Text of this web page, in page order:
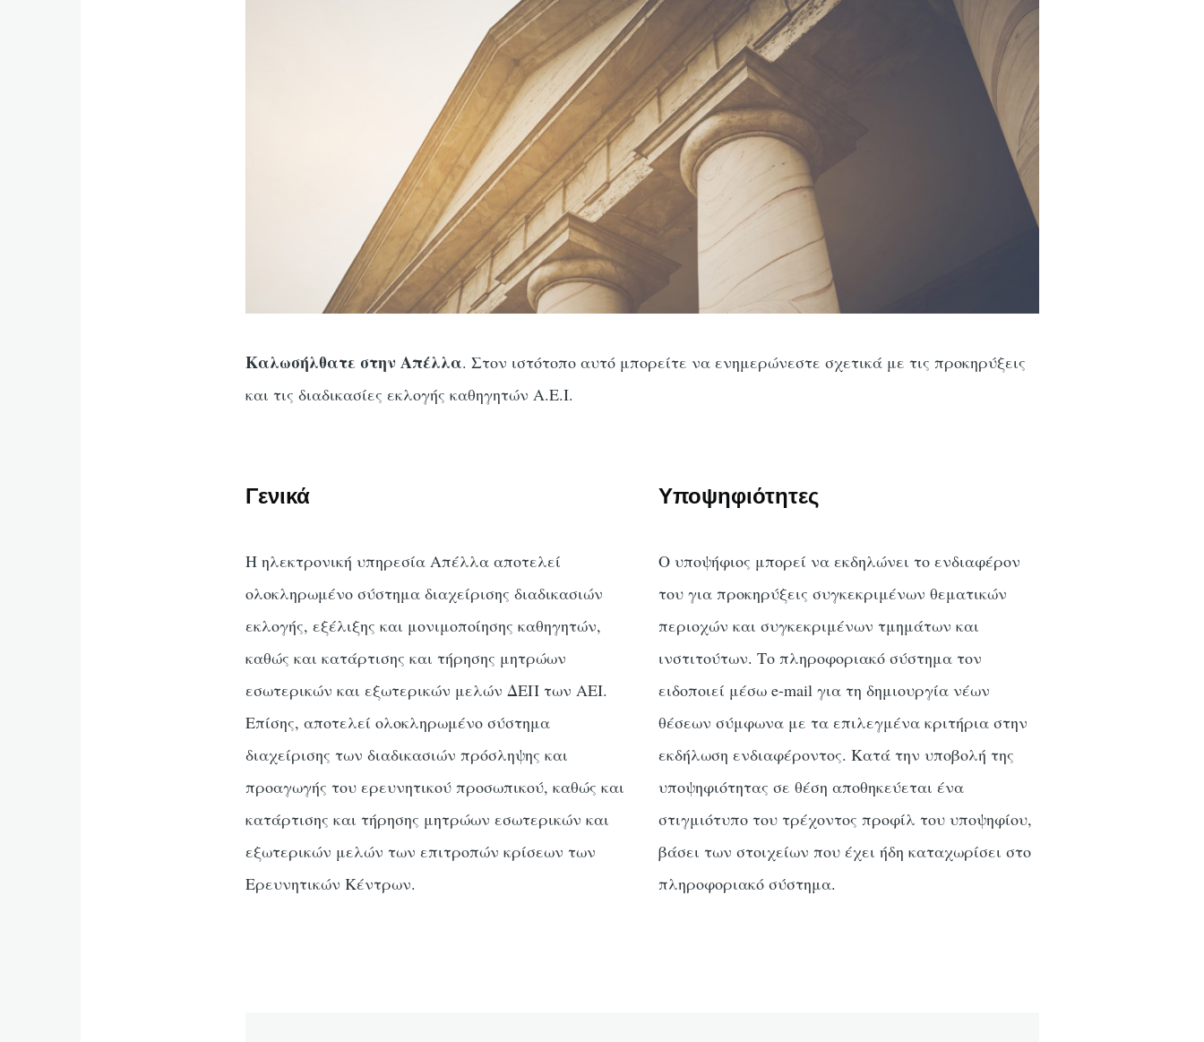
Καλωσήλθατε στην Απέλλα. Στον ιστότοπο αυτό μπορείτε να ενημερώνεστε σχετικά με τις προκηρύξεις
και τις διαδικασίες εκλογής καθηγητών Α.Ε.Ι.
Γενικά
Η ηλεκτρονική υπηρεσία Απέλλα αποτελεί
ολοκληρωμένο σύστημα διαχείρισης διαδικασιών
εκλογής, εξέλιξης και μονιμοποίησης καθηγητών,
καθώς και κατάρτισης και τήρησης μητρώων
εσωτερικών και εξωτερικών μελών ΔΕΠ των ΑΕΙ.
Επίσης, αποτελεί ολοκληρωμένο σύστημα
διαχείρισης των διαδικασιών πρόσληψης και
προαγωγής του ερευνητικού προσωπικού, καθώς και
κατάρτισης και τήρησης μητρώων εσωτερικών και
εξωτερικών μελών των επιτροπών κρίσεων των
Ερευνητικών Κέντρων.
Υποψηφιότητες
Ο υποψήφιος μπορεί να εκδηλώνει το ενδιαφέρον
του για προκηρύξεις συγκεκριμένων θεματικών
περιοχών και συγκεκριμένων τμημάτων και
ινστιτούτων. Το πληροφοριακό σύστημα τον
ειδοποιεί μέσω e-mail για τη δημιουργία νέων
θέσεων σύμφωνα με τα επιλεγμένα κριτήρια στην
εκδήλωση ενδιαφέροντος. Κατά την υποβολή της
υποψηφιότητας σε θέση αποθηκεύεται ένα
στιγμιότυπο του τρέχοντος προφίλ του υποψηφίου,
βάσει των στοιχείων που έχει ήδη καταχωρίσει στο
πληροφοριακό σύστημα.